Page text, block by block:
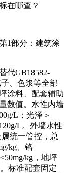
1部分：建筑涂
代GB18582-
、色浆等全部
涂料、配套辅助
数值。水性内墙
L；光泽＞
L。外墙水性
统一管控，总
kg、铬
kg，地坪
标准配套固定